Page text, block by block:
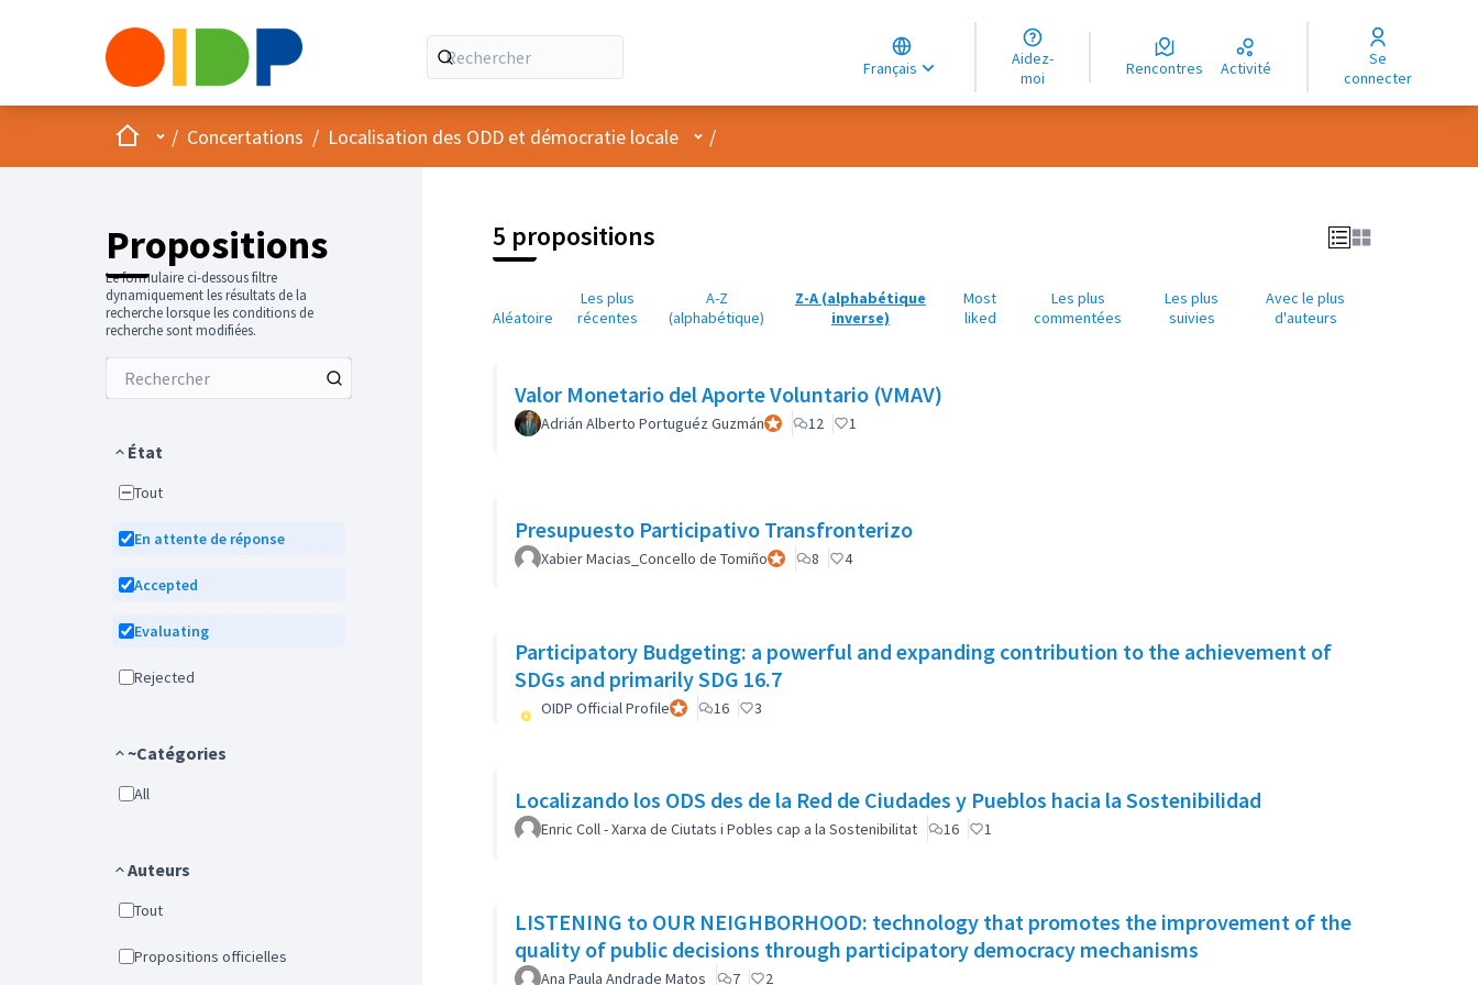
Français
Choose language
Choisir la langue
Elegir el idioma
Aidez-
moi
Rencontres Activité
Se
connecter
AccueilMenu principal
/ Concertations / Localisation des ODD et démocratie locale Menu utilisateur
/
Propositions
Le formulaire ci-dessous filtre
dynamiquement les résultats de la
recherche lorsque les conditions de
recherche sont modifiées.
État
Tout
En attente de réponse
Accepted
Evaluating
Rejected
~Catégories
All
Auteurs
Tout
Propositions officielles
5 propositions
Aléatoire
Les plus
récentes
A-Z
(alphabétique)
Z-A (alphabétique
inverse)
Most
liked
Les plus
commentées
Les plus
suivies
Avec le plus
d'auteurs
Valor Monetario del Aporte Voluntario (VMAV)
Adrián Alberto Portuguéz GuzmánParticipant officiel
12 1
Presupuesto Participativo Transfronterizo
Xabier Macias_Concello de TomiñoParticipant officiel
8 4
Participatory Budgeting: a powerful and expanding contribution to the achievement of
SDGs and primarily SDG 16.7
OIDP Official ProfileParticipant officiel
16 3
Localizando los ODS des de la Red de Ciudades y Pueblos hacia la Sostenibilidad
Enric Coll - Xarxa de Ciutats i Pobles cap a la Sostenibilitat 16 1
LISTENING to OUR NEIGHBORHOOD: technology that promotes the improvement of the
quality of public decisions through participatory democracy mechanisms
Ana Paula Andrade Matos 7 2